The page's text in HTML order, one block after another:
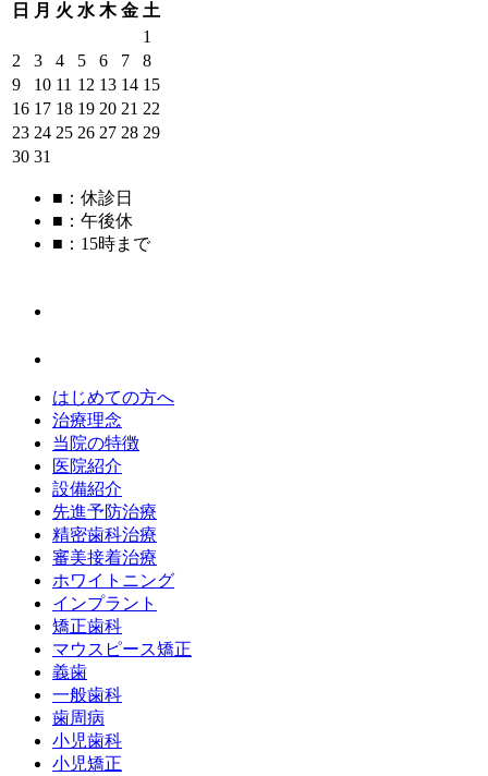
日
月 火 水 木 金 土
1
2
3 4 5 6 7
8
9
10 11 12 13 14 15
16 17 18 19 20 21 22
23 24 25 26 27 28 29
30 31
■ ：休診日
■ ：午後休
■ ：15時まで
はじめての方へ
治療理念
当院の特徴
医院紹介
設備紹介
先進予防治療
精密歯科治療
審美接着治療
ホワイトニング
インプラント
矯正歯科
マウスピース矯正
義歯
一般歯科
歯周病
小児歯科
小児矯正